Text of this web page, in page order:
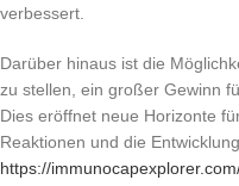
verbessert.
Darüber hinaus ist die
zu stellen, ein großer Gewinn
Dies eröffnet neue Horizonte
Reaktionen und die
https://